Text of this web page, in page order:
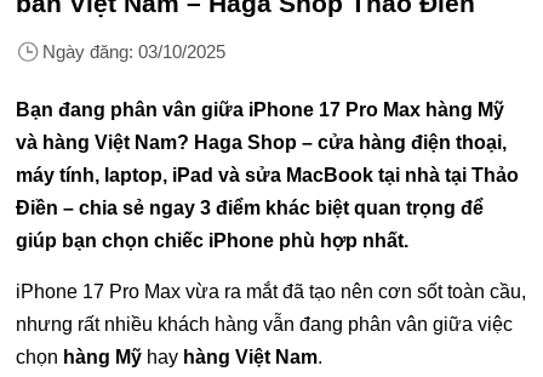
Ngày đăng:03/10/2025
Bạn đang phân vân giữa iPhone 17 Pro Max hàng Mỹ
và hàng Việt Nam? Haga Shop – cửa hàng điện thoại,
máy tính, laptop, iPad và sửa MacBook tại nhà tại Thảo
Điền – chia sẻ ngay 3 điểm khác biệt quan trọng để
giúp bạn chọn chiếc iPhone phù hợp nhất.
iPhone 17 Pro Max vừa ra mắt đã tạo nên cơn sốt toàn cầu,
nhưng rất nhiều khách hàng vẫn đang phân vân giữa việc
chọn hàng Mỹ hay hàng Việt Nam.